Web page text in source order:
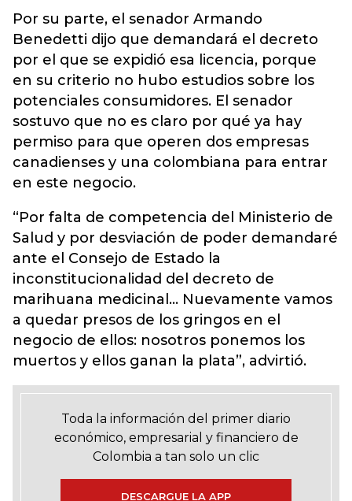
Por su parte, el senador Armando
Benedetti dijo que demandará el decreto
por el que se expidió esa licencia, porque
en su criterio no hubo estudios sobre los
potenciales consumidores. El senador
sostuvo que no es claro por qué ya hay
permiso para que operen dos empresas
canadienses y una colombiana para entrar
en este negocio.
“Por falta de competencia del Ministerio de
Salud y por desviación de poder demandaré
ante el Consejo de Estado la
inconstitucionalidad del decreto de
marihuana medicinal… Nuevamente vamos
a quedar presos de los gringos en el
negocio de ellos: nosotros ponemos los
muertos y ellos ganan la plata”, advirtió.
Toda la información del primer diario
económico, empresarial y financiero de
Colombia a tan solo un clic
DESCARGUE LA APP